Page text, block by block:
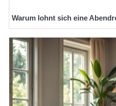
Warum lohnt sich eine